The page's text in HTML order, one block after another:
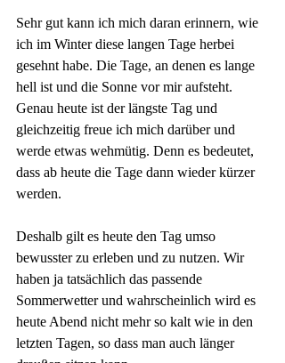
Sehr gut kann ich mich daran erinnern, wie
ich im Winter diese langen Tage herbei
gesehnt habe. Die Tage, an denen es lange
hell ist und die Sonne vor mir aufsteht.
Genau heute ist der längste Tag und
gleichzeitig freue ich mich darüber und
werde etwas wehmütig. Denn es bedeutet,
dass ab heute die Tage dann wieder kürzer
werden.
Deshalb gilt es heute den Tag umso
bewusster zu erleben und zu nutzen. Wir
haben ja tatsächlich das passende
Sommerwetter und wahrscheinlich wird es
heute Abend nicht mehr so kalt wie in den
letzten Tagen, so dass man auch länger